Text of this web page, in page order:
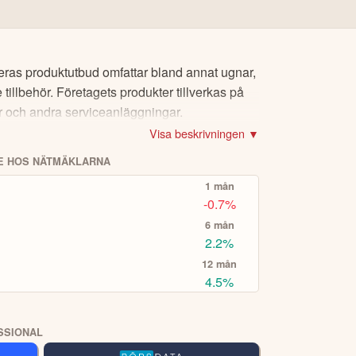
ska inte ses som investeringsråd
avkastning är ingen garanti för
förCopyTradingellerSmart Portfoliosför
Volvo-aktien eller Bitcoin), om du vill köpa
eToro Academy, nyheter, smidiga verktyg
TOPPINVESTERARE
produktutbud omfattar bland annat ugnar,
Företagets produkter tillverkas på
andra serviceanläggningar.
Visa beskrivningen ▼
HOS NÄTMÄKLARNA
1 mån
-0.7%
6 mån
2.2%
12 mån
4.5%